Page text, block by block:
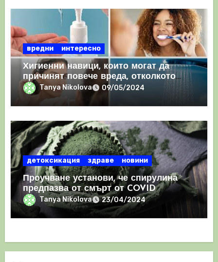
вредни интересно
Хигиенни навици, които могат да
причинят повече вреда, отколкото
ползаTanya Nikolova 09/05/2024
детоксикация здраве новини
Проучване установи, че спирулина
предпазва от смърт от COVID
Tanya Nikolova 23/04/2024